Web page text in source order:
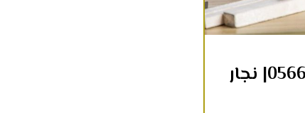
نجار في دبي |0566713352| نجار